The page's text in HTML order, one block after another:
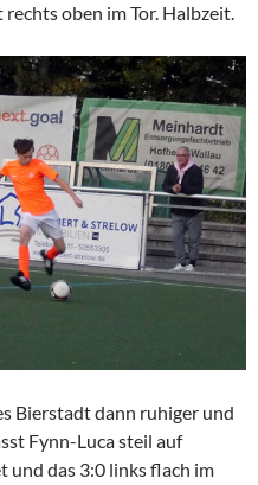
oben im Tor. Halbzeit.
Bierstadt dann ruhiger und
Fynn-Luca steil auf
und das 3:0 links flach im